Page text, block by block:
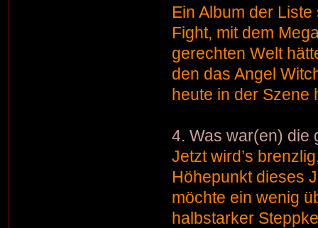
Ein Album der
Fight, mit dem
gerechten Welt
den das Angel
heute in der Szene
4. Was war(en) die
Jetzt wird’s
Höhepunkt dieses
möchte ein wenig
halbstarker